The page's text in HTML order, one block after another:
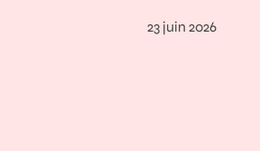
23 juin 2026